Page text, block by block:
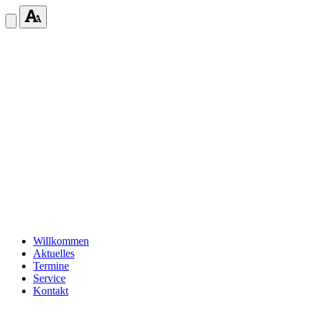
Willkommen
Aktuelles
Termine
Service
Kontakt